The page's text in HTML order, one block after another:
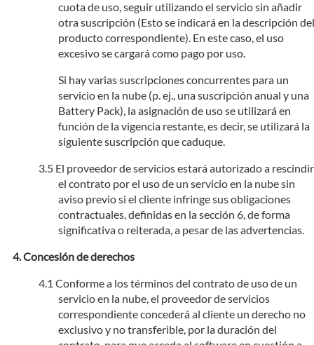
cuota de uso, seguir utilizando el servicio sin añadir
otra suscripción (Esto se indicará en la descripción del
producto correspondiente). En este caso, el uso
excesivo se cargará como pago por uso.
Si hay varias suscripciones concurrentes para un
servicio en la nube (p. ej., una suscripción anual y una
Battery Pack), la asignación de uso se utilizará en
función de la vigencia restante, es decir, se utilizará la
siguiente suscripción que caduque.
El proveedor de servicios estará autorizado a rescindir
el contrato por el uso de un servicio en la nube sin
aviso previo si el cliente infringe sus obligaciones
contractuales, definidas en la sección 6, de forma
significativa o reiterada, a pesar de las advertencias.
Concesión de derechos
Conforme a los términos del contrato de uso de un
servicio en la nube, el proveedor de servicios
correspondiente concederá al cliente un derecho no
exclusivo y no transferible, por la duración del